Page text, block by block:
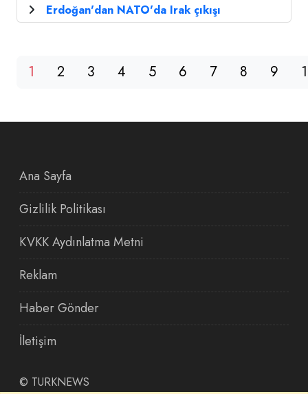
Erdoğan'dan NATO'da Irak çıkışı
1 2 3 4 5 6 7 8 9
Ana Sayfa
Gizlilik Politikası
KVKK Aydınlatma Metni
Reklam
Haber Gönder
İletişim
© TURKNEWS